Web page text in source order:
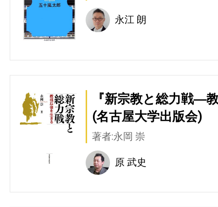
永江 朗
『新宗教と総力戦―
(名古屋大学出版会)
著者:永岡 崇
原 武史